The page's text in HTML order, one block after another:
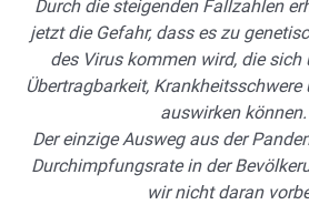
Durch die steigenden Fallzahlen
jetzt die Gefahr, dass es zu
des Virus kommen wird, die
Übertragbarkeit,
auswirken können.
Der einzige Ausweg aus der
Durchimpfungsrate in der
wir nicht daran